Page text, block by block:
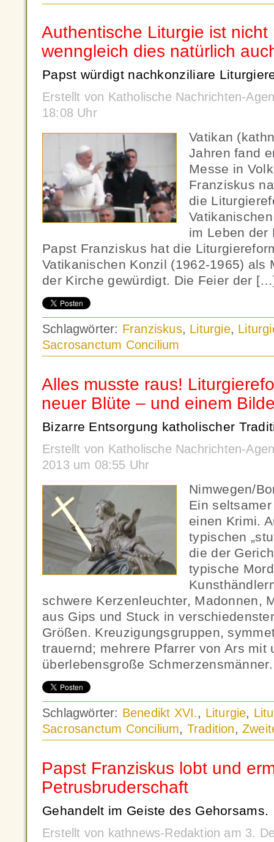
Authentische Liturgie ist nicht
wenngleich dies natürlich
Papst würdigt nachkonziliare
Erstellt von Katholische Nachrichten-
18:08 Uhr
Vatikan
Jahren fand
Messe in
Franziskus
die
im Leben der
Papst Franziskus hat die
Vatikanischen Konzil (1962-1965) als
der Kirche gewürdigt. Die Feier der
Schlagwörter: Franziskus, Liturgie,
Sacrosanctum Concilium
Alles musste raus!
neuer Blüte – und einem
Bizarre Entsorgung katholischer
Erstellt von Katholische Nachrichten-
2013 um 08:55 Uhr
Nimwegen/
Ein
einen Krimi.
typischen
die der
typische
schwere Kerzenleuchter, Madonnen,
aus Gips und Stuck in
Größen. Kreuzigungsgruppen,
trauernd; mehrere Pfarrer von Ars mit
überlebensgroße
Schlagwörter: Benedikt XVI., Liturgie,
Sacrosanctum Concilium, Tradition,
Papst Franziskus lobt und
Petrusbruderschaft
Gehandelt im Geiste des Gehorsams.
Erstellt von kathnews-Redaktion am 3.